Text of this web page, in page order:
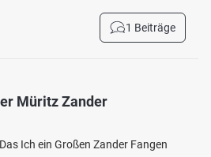
1 Beiträge
Müritz Zander
Ich ein Großen Zander Fangen